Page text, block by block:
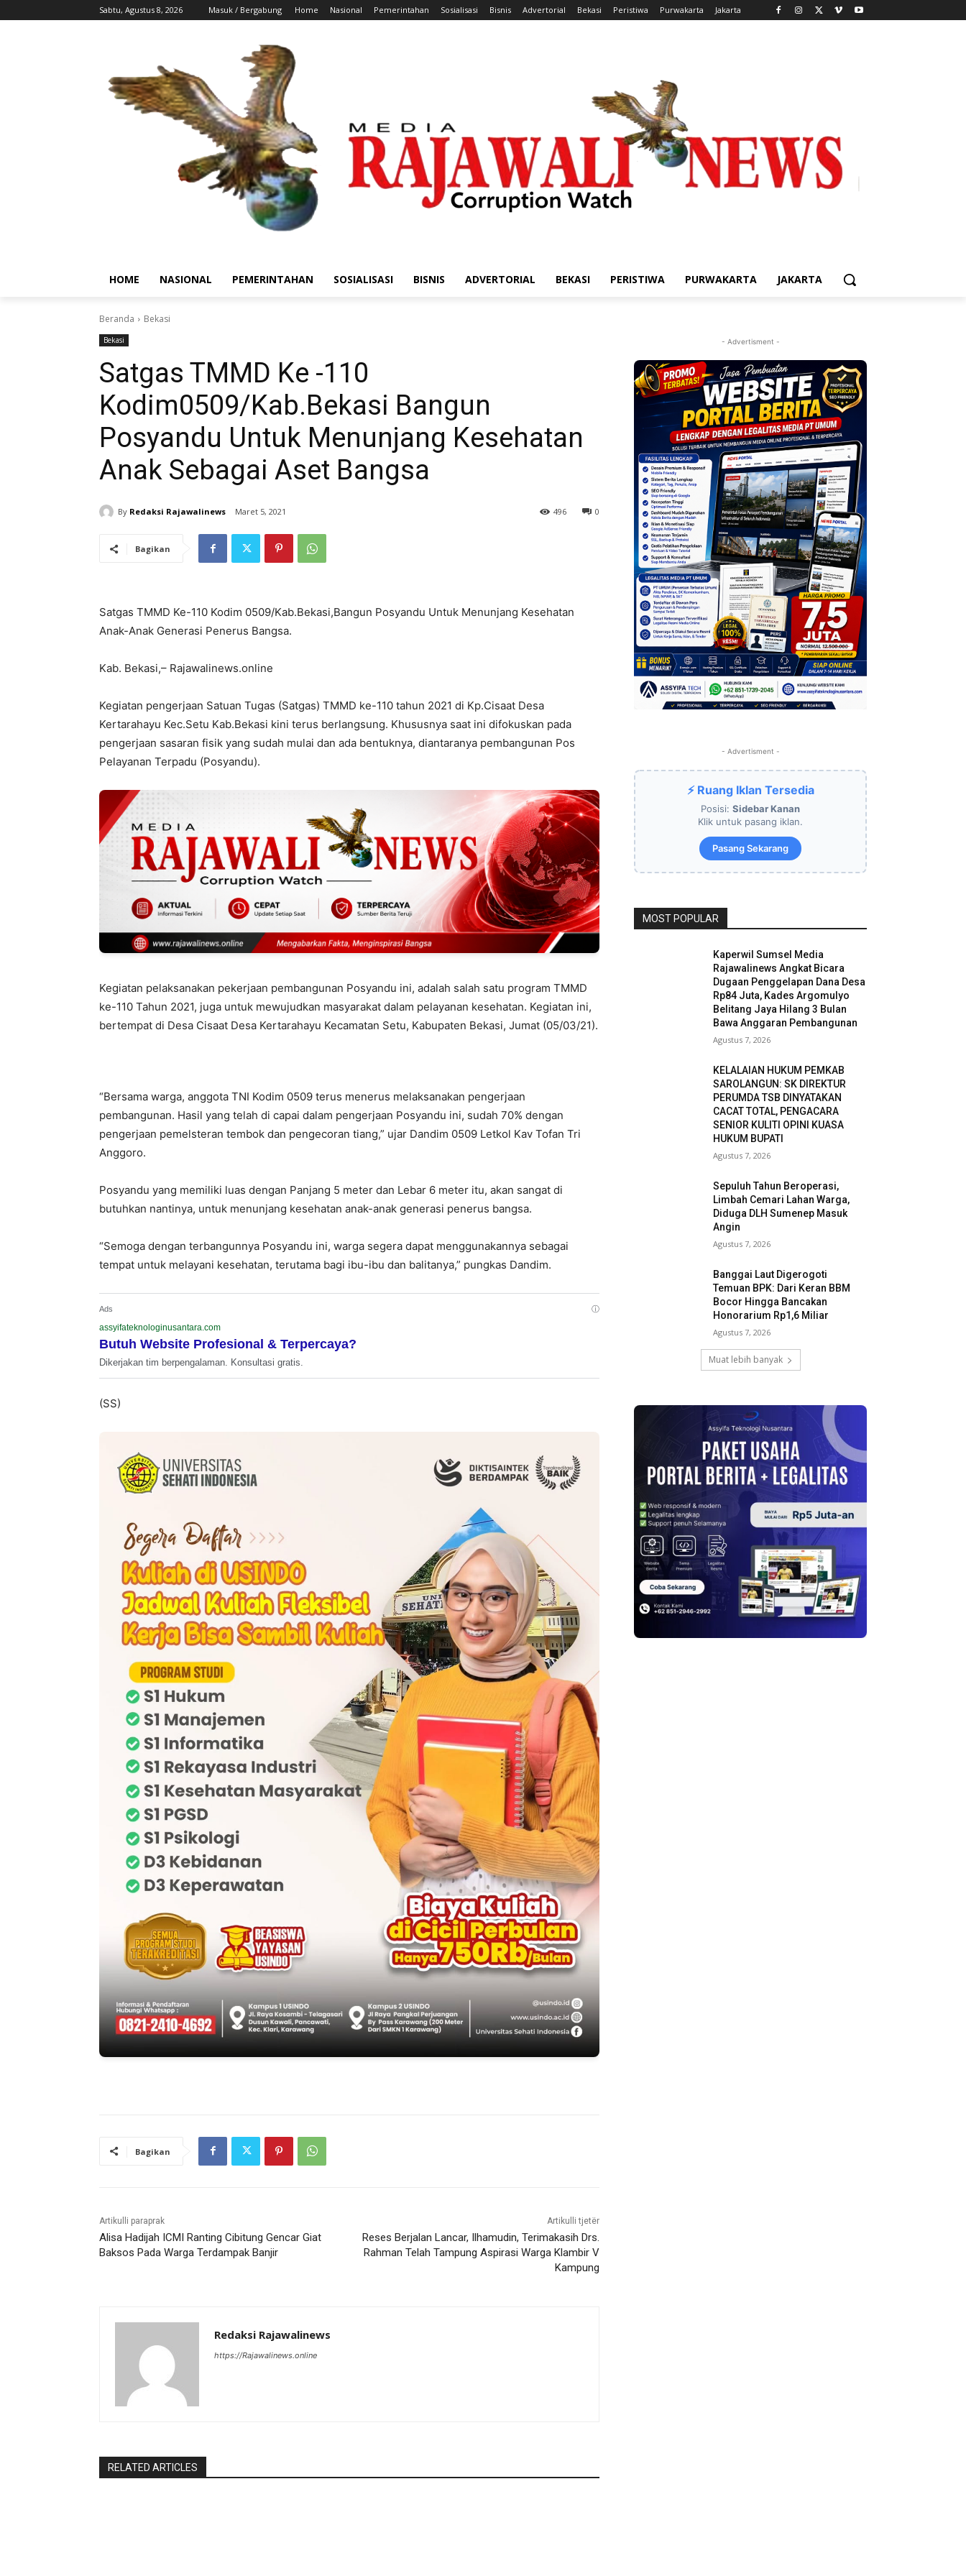
Sabtu, Agustus 8, 2026 Masuk / Bergabung Home Nasional Pemerintahan Sosialisasi Bisnis Advertorial Bekasi Peristiwa Purwakarta Jakarta
HOME NASIONAL PEMERINTAHAN SOSIALISASI BISNIS ADVERTORIAL BEKASI PERISTIWA PURWAKARTA JAKARTA
Beranda Bekasi
Bekasi
Satgas TMMD Ke -110
Kodim0509/Kab.Bekasi Bangun
Posyandu Untuk Menunjang Kesehatan
Anak Sebagai Aset Bangsa
By Redaksi Rajawalinews Maret 5, 2021 0
496
Bagikan
Satgas TMMD Ke-110 Kodim 0509/Kab.Bekasi,Bangun Posyandu Untuk Menunjang Kesehatan
Anak-Anak Generasi Penerus Bangsa.
Kab. Bekasi,– Rajawalinews.online
Kegiatan pengerjaan Satuan Tugas (Satgas) TMMD ke-110 tahun 2021 di Kp.Cisaat Desa
Kertarahayu Kec.Setu Kab.Bekasi kini terus berlangsung. Khususnya saat ini difokuskan pada
pengerjaan sasaran fisik yang sudah mulai dan ada bentuknya, diantaranya pembangunan Pos
Pelayanan Terpadu (Posyandu).
Kegiatan pelaksanakan pekerjaan pembangunan Posyandu ini, adalah salah satu program TMMD
ke-110 Tahun 2021, juga untuk mewujudkan masyarakat dalam pelayanan kesehatan. Kegiatan ini,
bertempat di Desa Cisaat Desa Kertarahayu Kecamatan Setu, Kabupaten Bekasi, Jumat (05/03/21).
“Bersama warga, anggota TNI Kodim 0509 terus menerus melaksanakan pengerjaan
pembangunan. Hasil yang telah di capai dalam pengerjaan Posyandu ini, sudah 70% dengan
pengerjaan pemelsteran tembok dan pengecoran tiang,” ujar Dandim 0509 Letkol Kav Tofan Tri
Anggoro.
Posyandu yang memiliki luas dengan Panjang 5 meter dan Lebar 6 meter itu, akan sangat di
butuhkan nantinya, untuk menunjang kesehatan anak-anak generasi penerus bangsa.
“Semoga dengan terbangunnya Posyandu ini, warga segera dapat menggunakannya sebagai
tempat untuk melayani kesehatan, terutama bagi ibu-ibu dan balitanya,” pungkas Dandim.
Ads ⓘ
assyifateknologinusantara.com
Butuh Website Profesional & Terpercaya?
Dikerjakan tim berpengalaman. Konsultasi gratis.
(SS)
Bagikan
Artikulli paraprak
Alisa Hadijah ICMI Ranting Cibitung Gencar Giat
Baksos Pada Warga Terdampak Banjir
Artikulli tjetër
Reses Berjalan Lancar, Ilhamudin, Terimakasih Drs.
Rahman Telah Tampung Aspirasi Warga Klambir V
Kampung
Redaksi Rajawalinews
https://Rajawalinews.online
RELATED ARTICLES
- Advertisment -
- Advertisment -
⚡ Ruang Iklan Tersedia
Posisi: Sidebar Kanan
Klik untuk pasang iklan.
Pasang Sekarang
MOST POPULAR
Kaperwil Sumsel Media
Rajawalinews Angkat Bicara
Dugaan Penggelapan Dana Desa
Rp84 Juta, Kades Argomulyo
Belitang Jaya Hilang 3 Bulan
Bawa Anggaran Pembangunan
Agustus 7, 2026
KELALAIAN HUKUM PEMKAB
SAROLANGUN: SK DIREKTUR
PERUMDA TSB DINYATAKAN
CACAT TOTAL, PENGACARA
SENIOR KULITI OPINI KUASA
HUKUM BUPATI
Agustus 7, 2026
Sepuluh Tahun Beroperasi,
Limbah Cemari Lahan Warga,
Diduga DLH Sumenep Masuk
Angin
Agustus 7, 2026
Banggai Laut Digerogoti
Temuan BPK: Dari Keran BBM
Bocor Hingga Bancakan
Honorarium Rp1,6 Miliar
Agustus 7, 2026
Muat lebih banyak